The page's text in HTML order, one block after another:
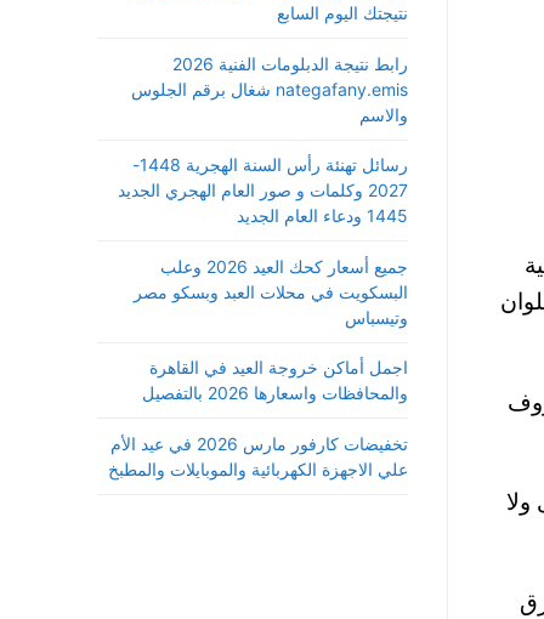
حلوان
نتيجتك اليوم السابع
رابط نتيجة الدبلومات الفنية 2026
nategafany.emis شغال برقم الجلوس
والاسم
رسائل تهنئة رأس السنة الهجرية 1448-
2027 وكلمات و صور العام الهجري الجديد
1445 ودعاء العام الجديد
جميع أسعار كحك العيد 2026 وعلب
البسكويت في محلات العبد وبسكو مصر
وتيسباس
اجمل أماكن خروجة العيد في القاهرة
والمحافظات واسعارها 2026 بالتفصيل
تخفيضات كارفور مارس 2026 في عيد الأم
علي الاجهزة الكهربائية والموبايلات والمطبخ